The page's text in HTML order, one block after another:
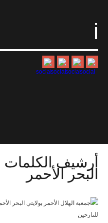
i
أرشيف الكلمات
البحر الأحمر